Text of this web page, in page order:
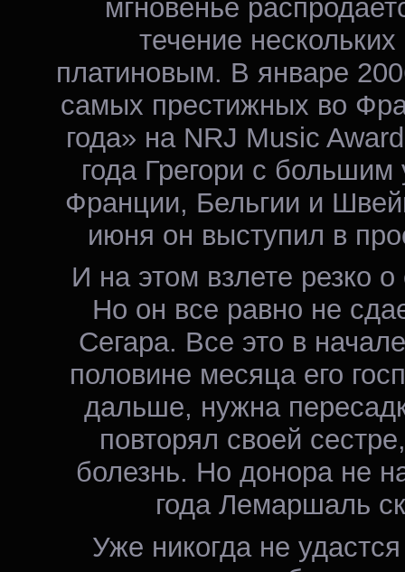
мгновенье
течение
платиновым. В январе
самых престижных во
года» на NRJ Music
года Грегори с большим
Франции, Бельгии и
июня он выступил в
И на этом взлете резко
Но он все равно не
Сегара. Все это в
половине месяца его
дальше, нужна
повторял своей
болезнь. Но донора не
года Лемаршаль
Уже никогда не